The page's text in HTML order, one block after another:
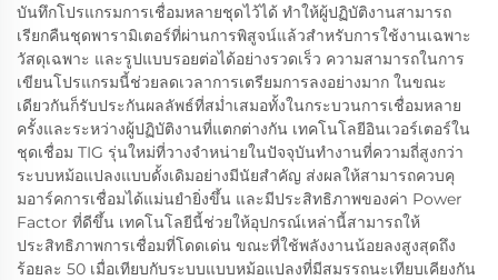
บันทึกโปรแกรมการเชื่อมหลายชุดไว้ได้ ทำให้ผู้ปฏิบัติงานสามารถ
เรียกคืนชุดพารามิเตอร์ที่ผ่านการพิสูจน์แล้วสำหรับการใช้งานเฉพาะ
วัสดุเฉพาะ และรูปแบบรอยต่อได้อย่างรวดเร็ว ความสามารถในการ
เขียนโปรแกรมนี้ช่วยลดเวลาการเตรียมการลงอย่างมาก ในขณะ
เดียวกันก็รับประกันผลลัพธ์ที่สม่ำเสมอทั้งในกระบวนการเชื่อมหลาย
ครั้งและระหว่างผู้ปฏิบัติงานที่แตกต่างกัน เทคโนโลยีอินเวอร์เตอร์ใน
ชุดเชื่อม TIG รุ่นใหม่ที่วางจำหน่ายในปัจจุบันทำงานที่ความถี่สูงกว่า
ระบบหม้อแปลงแบบดั้งเดิมอย่างมีนัยสำคัญ ส่งผลให้สามารถควบคุ
มอาร์คการเชื่อมได้แม่นยำยิ่งขึ้น และมีประสิทธิภาพของค่า Power
Factor ที่ดีขึ้น เทคโนโลยีนี้ช่วยให้อุปกรณ์เหล่านี้สามารถให้
ประสิทธิภาพการเชื่อมที่โดดเด่น ขณะที่ใช้พลังงานน้อยลงสูงสุดถึง
ร้อยละ 50 เมื่อเทียบกับระบบแบบหม้อแปลงที่มีสมรรถนะเทียบเคียงกัน